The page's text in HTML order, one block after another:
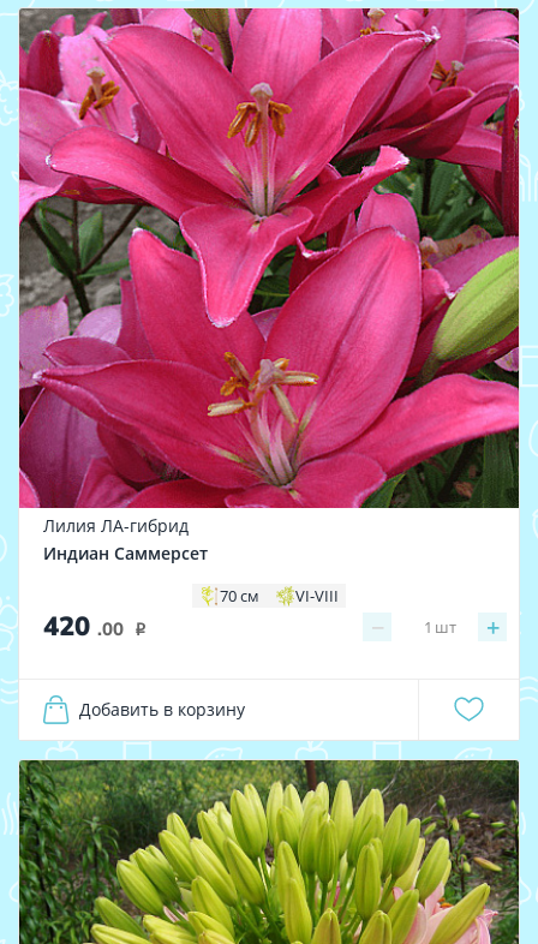
Лилия ЛА-гибрид
Индиан Саммерсет
70 см VI-VIII
420 .00 i − +
1 шт
Добавить в корзину